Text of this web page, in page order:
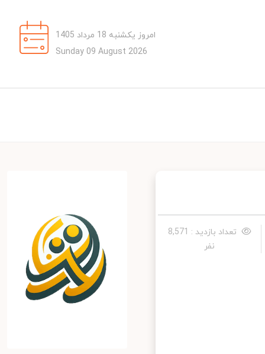
امروز یکشنبه 18 مرداد 1405
Sunday 09 August 2026
تعداد بازدید : 8,571
نفر